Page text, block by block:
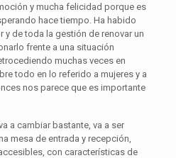
y mucha felicidad porque es
hace tiempo. Ha habido
y de toda la gestión de renovar un
frente a una situación
muchas veces en
todo en lo referido a mujeres y a
nos parece que es importante
a cambiar bastante, va a ser
mesa de entrada y recepción,
con características de